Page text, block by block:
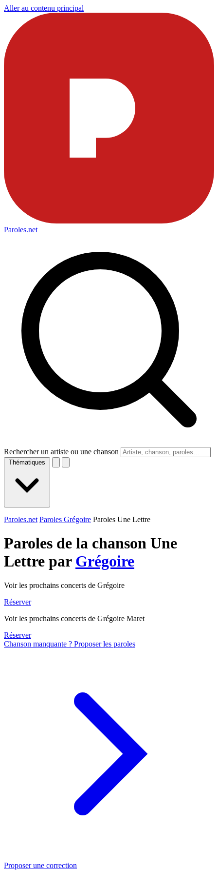
Aller au contenu principal
Paroles.net
Rechercher un artiste ou une chanson
Thématiques
Paroles.net Paroles Grégoire Paroles Une Lettre
Paroles de la chanson Une
Lettre par Grégoire
Voir les prochains concerts de Grégoire
Réserver
Voir les prochains concerts de Grégoire Maret
Réserver
Chanson manquante ? Proposer les paroles
Proposer une correction